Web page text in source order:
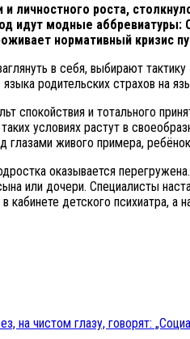
личностного роста,
идут модные
нормативный кризис
в себя, выбирают
родительских страхов на
и тотального
условиях растут в
живого примера,
оказывается
или дочери. Специалисты
детского психиатра, а